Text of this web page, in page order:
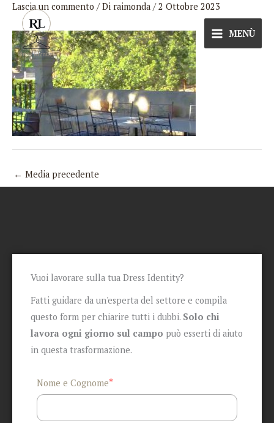
contenuto
MENÙ
Lascia un commento / Di raimonda /2 Ottobre 2023
← Media precedente
Vuoi lavorare sulla tua Dress Identity?
Fatti guidare da un'esperta del settore e compila
questo form per chiarire tutti i dubbi. Solo chi
lavora ogni giorno sul campo può esserti di aiuto
in questa trasformazione.
Nome e Cognome*